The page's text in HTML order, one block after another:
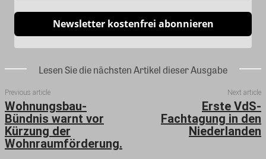
Newsletter kostenfrei abonnieren
Lesen Sie die nächsten Artikel dieser Ausgabe
Previous article
Wohnungsbau-
Bündnis warnt vor
Kürzung der
Wohnraumförderung.
Next article
Erste VdS-
Fachtagung in den
Niederlanden